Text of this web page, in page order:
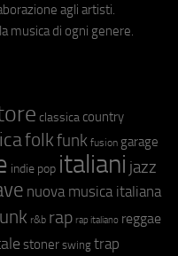
agli artisti.
musica di ogni genere.
classica country
folkfunk fusion garage
indie pop italiani jazz
nuova musica italiana
r&b rap rap italiano reggae
stoner swing trap